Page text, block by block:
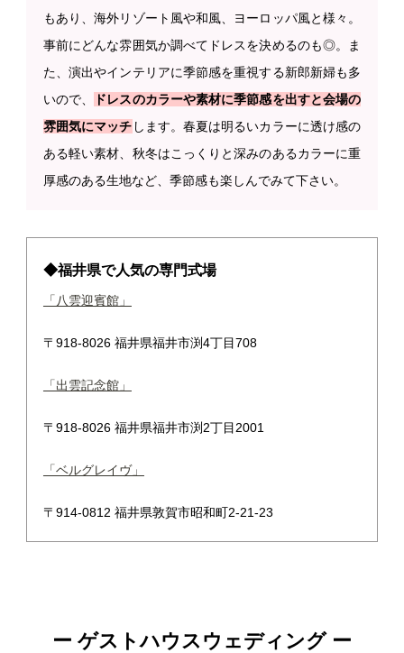
もあり、海外リゾート風や和風、ヨーロッパ風と様々。
事前にどんな雰囲気か調べてドレスを決めるのも◎。ま
た、演出やインテリアに季節感を重視する新郎新婦も多
いので、
ドレスのカラーや素材に季節感を出すと会場の
雰囲気にマッチ します。春夏は明るいカラーに透け感の
ある軽い素材、秋冬はこっくりと深みのあるカラーに重
厚感のある生地など、季節感も楽しんでみて下さい。
◆福井県で人気の専門式場
「八雲迎賓館」
〒918-8026 福井県福井市渕4丁目708
「出雲記念館」
〒918-8026 福井県福井市渕2丁目2001
「ベルグレイヴ」
〒914-0812 福井県敦賀市昭和町2-21-23
ー ゲストハウスウェディング ー